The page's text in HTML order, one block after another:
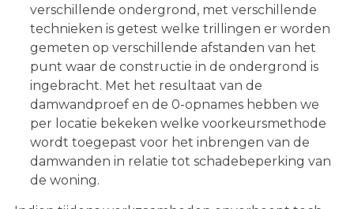
verschillende ondergrond, met verschillende
technieken is getest welke trillingen er worden
gemeten op verschillende afstanden van het
punt waar de constructie in de ondergrond is
ingebracht. Met het resultaat van de
damwandproef en de 0-opnames hebben we
per locatie bekeken welke voorkeursmethode
wordt toegepast voor het inbrengen van de
damwanden in relatie tot schadebeperking van
de woning.